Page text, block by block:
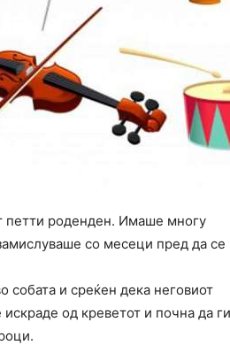
петти роденден. Имаше многу
со месеци пред да се
собата и среќен дека неговиот
од креветот и почна да ги